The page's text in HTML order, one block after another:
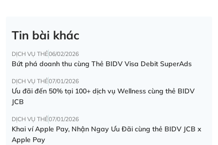
Tin bài khác
DỊCH VỤ THẺ06/02/2026
Bứt phá doanh thu cùng Thẻ BIDV Visa Debit SuperAds
DỊCH VỤ THẺ07/01/2026
Ưu đãi đến 50% tại 100+ dịch vụ Wellness cùng thẻ BIDV
JCB
DỊCH VỤ THẺ07/01/2026
Khai ví Apple Pay, Nhận Ngay Ưu Đãi cùng thẻ BIDV JCB x
Apple Pay